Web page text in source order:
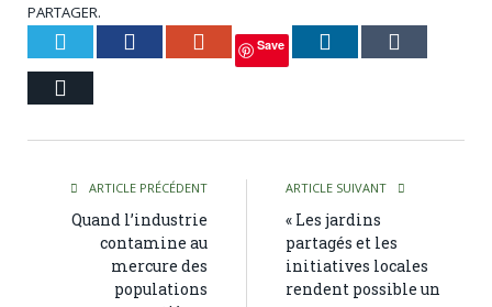
PARTAGER.
Twitter Facebook Google+
Save LinkedIn
ARTICLE PRÉCÉDENT
Quand l’industrie
contamine au
mercure des
populations
ARTICLE SUIVANT
« Les jardins
partagés et les
initiatives locales
rendent possible un